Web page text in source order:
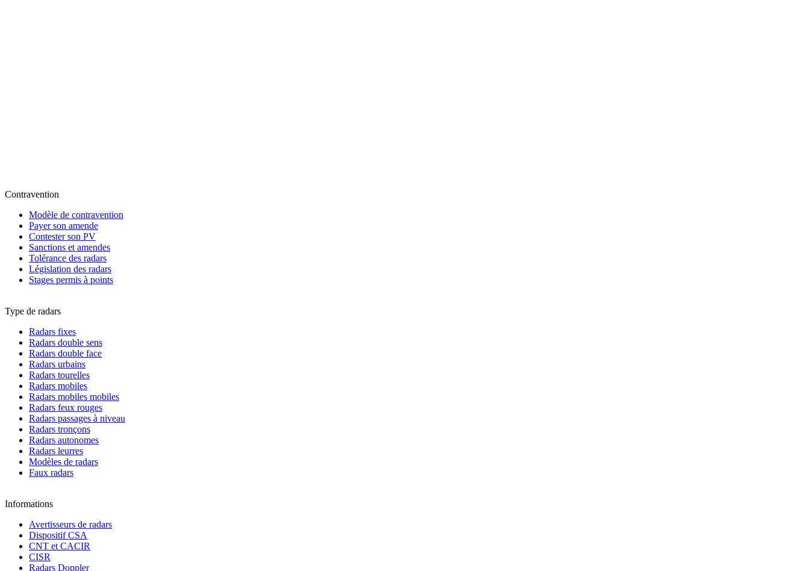
Contravention
Modèle de contravention
Payer son amende
Contester son PV
Sanctions et amendes
Tolérance des radars
Législation des radars
Stages permis à points
Type de radars
Radars fixes
Radars double sens
Radars double face
Radars urbains
Radars tourelles
Radars mobiles
Radars mobiles mobiles
Radars feux rouges
Radars passages à niveau
Radars tronçons
Radars autonomes
Radars leurres
Modèles de radars
Faux radars
Informations
Avertisseurs de radars
Dispositif CSA
CNT et CACIR
CISR
Radars Doppler